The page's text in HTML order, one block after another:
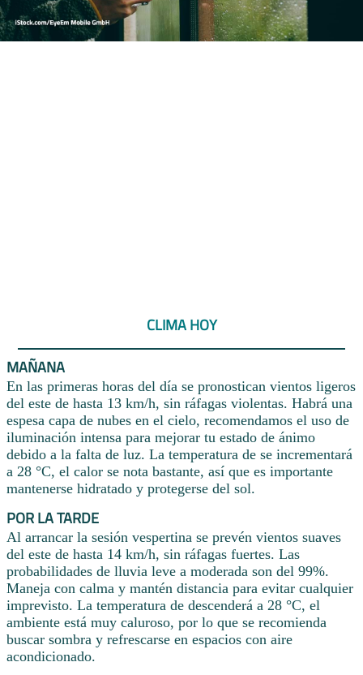
CLIMA HOY
MAÑANA
En las primeras horas del día se pronostican vientos ligeros
del este de hasta 13 km/h, sin ráfagas violentas. Habrá una
espesa capa de nubes en el cielo, recomendamos el uso de
iluminación intensa para mejorar tu estado de ánimo
debido a la falta de luz. La temperatura de se incrementará
a 28 °C, el calor se nota bastante, así que es importante
mantenerse hidratado y protegerse del sol.
POR LA TARDE
Al arrancar la sesión vespertina se prevén vientos suaves
del este de hasta 14 km/h, sin ráfagas fuertes. Las
probabilidades de lluvia leve a moderada son del 99%.
Maneja con calma y mantén distancia para evitar cualquier
imprevisto. La temperatura de descenderá a 28 °C, el
ambiente está muy caluroso, por lo que se recomienda
buscar sombra y refrescarse en espacios con aire
acondicionado.